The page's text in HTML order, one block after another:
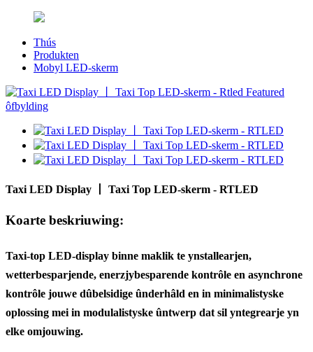
Thús
Produkten
Mobyl LED-skerm
Taxi LED Display 丨 Taxi Top LED-skerm - RTLED
Koarte beskriuwing:
Taxi-top LED-display binne maklik te ynstallearjen,
wetterbesparjende, enerzjybesparende kontrôle en asynchrone
kontrôle jouwe dûbelsidige ûnderhâld en in minimalistyske
oplossing mei in modulalistyske ûntwerp dat sil yntegrearje yn
elke omjouwing.